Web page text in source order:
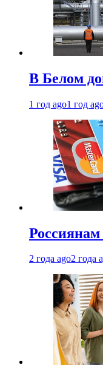
В Белом
1 год ago1 год
Россиянам
2 года ago2 года